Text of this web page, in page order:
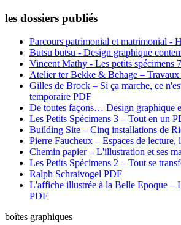
les dossiers publiés
Parcours patrimonial et matrimonial -
Butsu butsu - Design graphique
Vincent Mathy - Les petits spécimens 7
Atelier ter Bekke & Behage –
Gilles de Brock – Si ça marche, ce
temporaire PDF
De toutes façons… Design graphique
Les Petits Spécimens 3 – Tout en un
Building Site – Cinq installations de
Pierre Faucheux – Espaces de lecture,
Chemin papier – L'illustration et ses
Les Petits Spécimens 2 – Tout se
Ralph Schraivogel PDF
L'affiche illustrée à la Belle Epoque –
PDF
boîtes graphiques